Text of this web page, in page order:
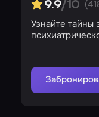
9.9/10
Узнайте